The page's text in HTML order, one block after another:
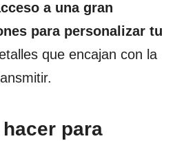
a una gran
para personalizar tu
que encajan con la
para